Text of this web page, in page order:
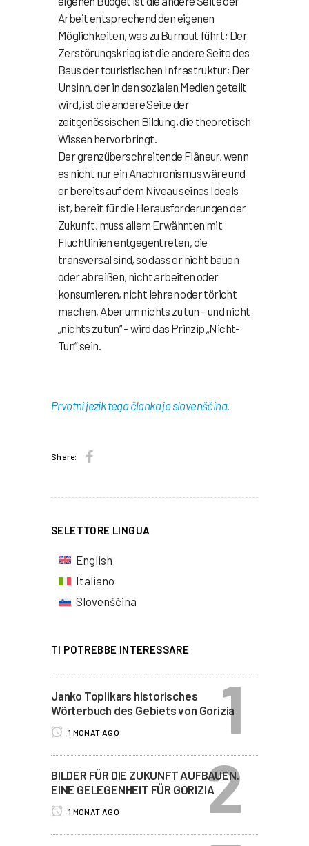
Arbeit entsprechend den eigenen
Möglichkeiten, was zu Burnout führt; Der
Zerstörungskrieg ist die andere Seite des
Baus der touristischen Infrastruktur; Der
Unsinn, der in den sozialen Medien geteilt
wird, ist die andere Seite der
zeitgenössischen Bildung, die theoretisch
Wissen hervorbringt.
Der grenzüberschreitende Flâneur, wenn
es nicht nur ein Anachronismus wäre und
er bereits auf dem Niveau seines Ideals
ist, bereit für die Herausforderungen der
Zukunft, muss allem Erwähnten mit
Fluchtlinien entgegentreten, die
transversal sind, so dass er nicht bauen
oder abreißen, nicht arbeiten oder
konsumieren, nicht lehren oder töricht
machen, Aber um nichts zu tun – und nicht
„nichts zu tun“ – wird das Prinzip „Nicht-
Tun“ sein.
Prvotni jezik tega članka je slovenščina.
Share:
SELETTORE LINGUA
English
Italiano
Slovenščina
TI POTREBBE INTERESSARE
Janko Toplikars historisches
Wörterbuch des Gebiets von Gorizia
1 MONAT AGO
BILDER FÜR DIE ZUKUNFT AUFBAUEN.
EINE GELEGENHEIT FÜR GORIZIA
1 MONAT AGO